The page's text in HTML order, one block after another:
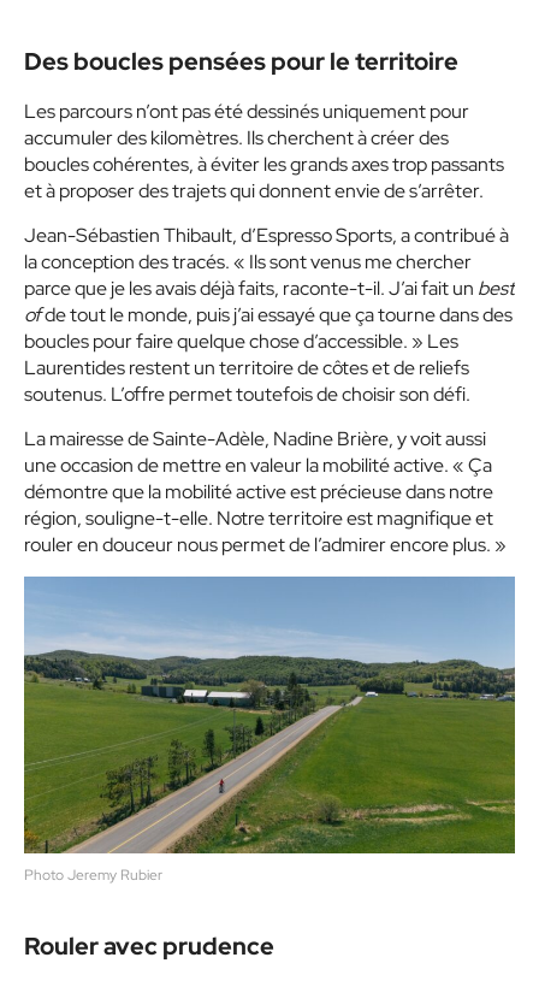
Des boucles pensées pour le territoire
Les parcours n’ont pas été dessinés uniquement pour
accumuler des kilomètres. Ils cherchent à créer des
boucles cohérentes, à éviter les grands axes trop passants
et à proposer des trajets qui donnent envie de s’arrêter.
Jean-Sébastien Thibault, d’Espresso Sports, a contribué à
la conception des tracés. « Ils sont venus me chercher
parce que je les avais déjà faits, raconte-t-il. J’ai fait un best
ofde tout le monde, puis j’ai essayé que ça tourne dans des
boucles pour faire quelque chose d’accessible. » Les
Laurentides restent un territoire de côtes et de reliefs
soutenus. L’offre permet toutefois de choisir son défi.
La mairesse de Sainte-Adèle, Nadine Brière, y voit aussi
une occasion de mettre en valeur la mobilité active. « Ça
démontre que la mobilité active est précieuse dans notre
région, souligne-t-elle. Notre territoire est magnifique et
rouler en douceur nous permet de l’admirer encore plus. »
Photo Jeremy Rubier
Rouler avec prudence